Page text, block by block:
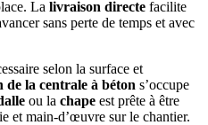
La livraison directe facilite
sans perte de temps et avec
selon la surface et
de la centrale à béton s’occupe
ou la chape est prête à être
et main-d’œuvre sur le chantier.